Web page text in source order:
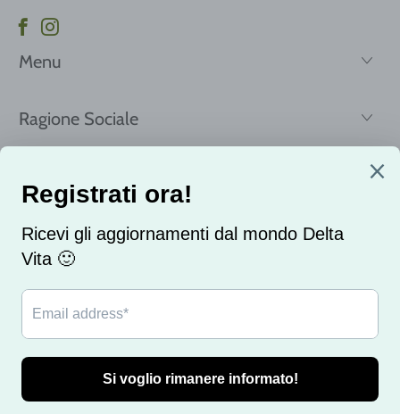
Menu
Ragione Sociale
Email
© 2026delta vita. Realizzato con ❤️ dalla SkyRocketMonster